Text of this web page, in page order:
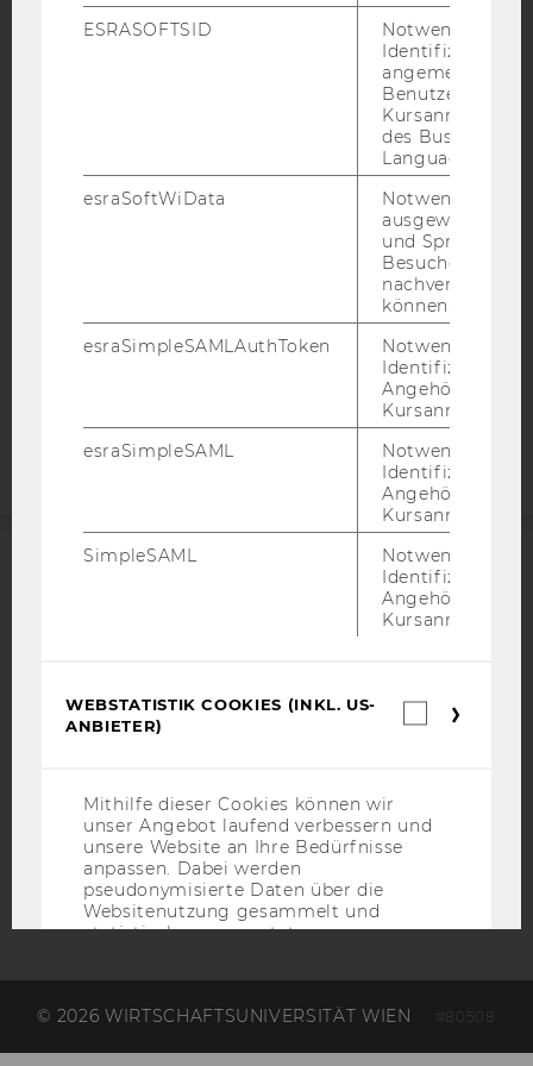
BARRIEREFREIHEITSERKLÄRUNG WEBSEITE
DATENSCHUTZERKLÄRUNG
DATENSCHUTZERKLÄRUNG SOCIAL MEDIA
DATENSCHUTZERKLÄRUNG
STUDIENBEWERBER*INNEN UND STUDIERENDE
COOKIE EINSTELLUNGEN
Barrierefreiheitserklärung
© 2026 WIRTSCHAFTSUNIVERSITÄT WIEN #80508
ESRASOFTSID
Notwendig zur
Identifizierung
angemeldeten
Benutzers im
des Business
Language
esraSoftWiData
Notwendig um
ausgewählte
und
Besuchers
nachverfolgen
können.
esraSimpleSAMLAuthToken
Notwendig zur
Identifizierung
Angehörige/r für
Kursanmeldung.
esraSimpleSAML
Notwendig zur
Identifizierung
Angehörige/r für
Kursanmeldung.
SimpleSAML
Notwendig zur
Identifizierung
Angehörige/r für
Kursanmeldung.
WEBSTATISTIK COOKIES (INKL. US-
ANBIETER)
Mithilfe dieser Cookies können wir
unser Angebot laufend verbessern und
unsere Website an Ihre Bedürfnisse
anpassen. Dabei werden
pseudonymisierte Daten über die
Websitenutzung gesammelt und
statistisch ausgewertet.